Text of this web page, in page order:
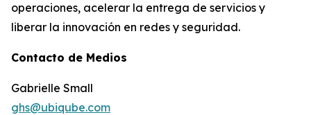
operaciones, acelerar la entrega de servicios y
liberar la innovación en redes y seguridad.
Contacto de Medios
Gabrielle Small
ghs@ubiqube.com